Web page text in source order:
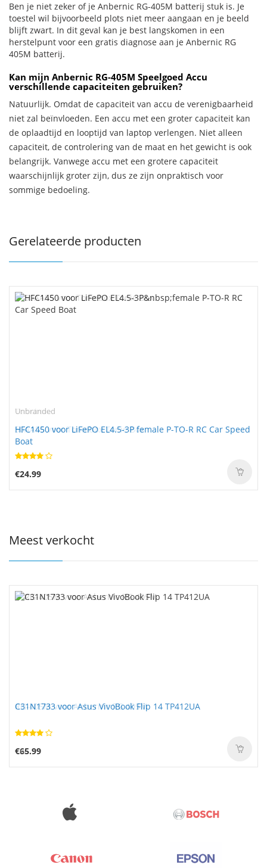
Ben je niet zeker of je Anbernic RG-405M batterij stuk is. Je
toestel wil bijvoorbeeld plots niet meer aangaan en je beeld
blijft zwart. In dit geval kan je best langskomen in een
herstelpunt voor een gratis diagnose aan je Anbernic RG
405M batterij.
Kan mijn Anbernic RG-405M Speelgoed Accu
verschillende capaciteiten gebruiken?
Natuurlijk. Omdat de capaciteit van accu de verenigbaarheid
niet zal beïnvloeden. Een accu met een groter capaciteit kan
de oplaadtijd en looptijd van laptop verlengen. Niet alleen
capaciteit, de controlering van de maat en het gewicht is ook
belangrijk. Vanwege accu met een grotere capaciteit
waarschijnlijk groter zijn, dus ze zijn onpraktisch voor
sommige bedoeling.
Gerelateerde producten
Unbranded
HFC1450 voor LiFePO EL4.5-3P female P-TO-R RC Car Speed
Boat
€24.99
Meest verkocht
C31N1733 voor Asus VivoBook Flip 14 TP412UA
€65.99